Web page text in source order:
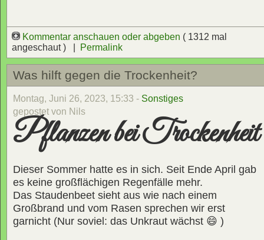
Kommentar anschauen oder abgeben ( 1312 mal
angeschaut ) |
Permalink
Was hilft gegen die Trockenheit?
Montag, Juni 26, 2023, 15:33 - Sonstiges
gepostet von Nils
Pflanzen bei Trockenheit
Dieser Sommer hatte es in sich. Seit Ende April gab
es keine großflächigen Regenfälle mehr.
Das Staudenbeet sieht aus wie nach einem
Großbrand und vom Rasen sprechen wir erst
garnicht (Nur soviel: das Unkraut wächst 😄 )